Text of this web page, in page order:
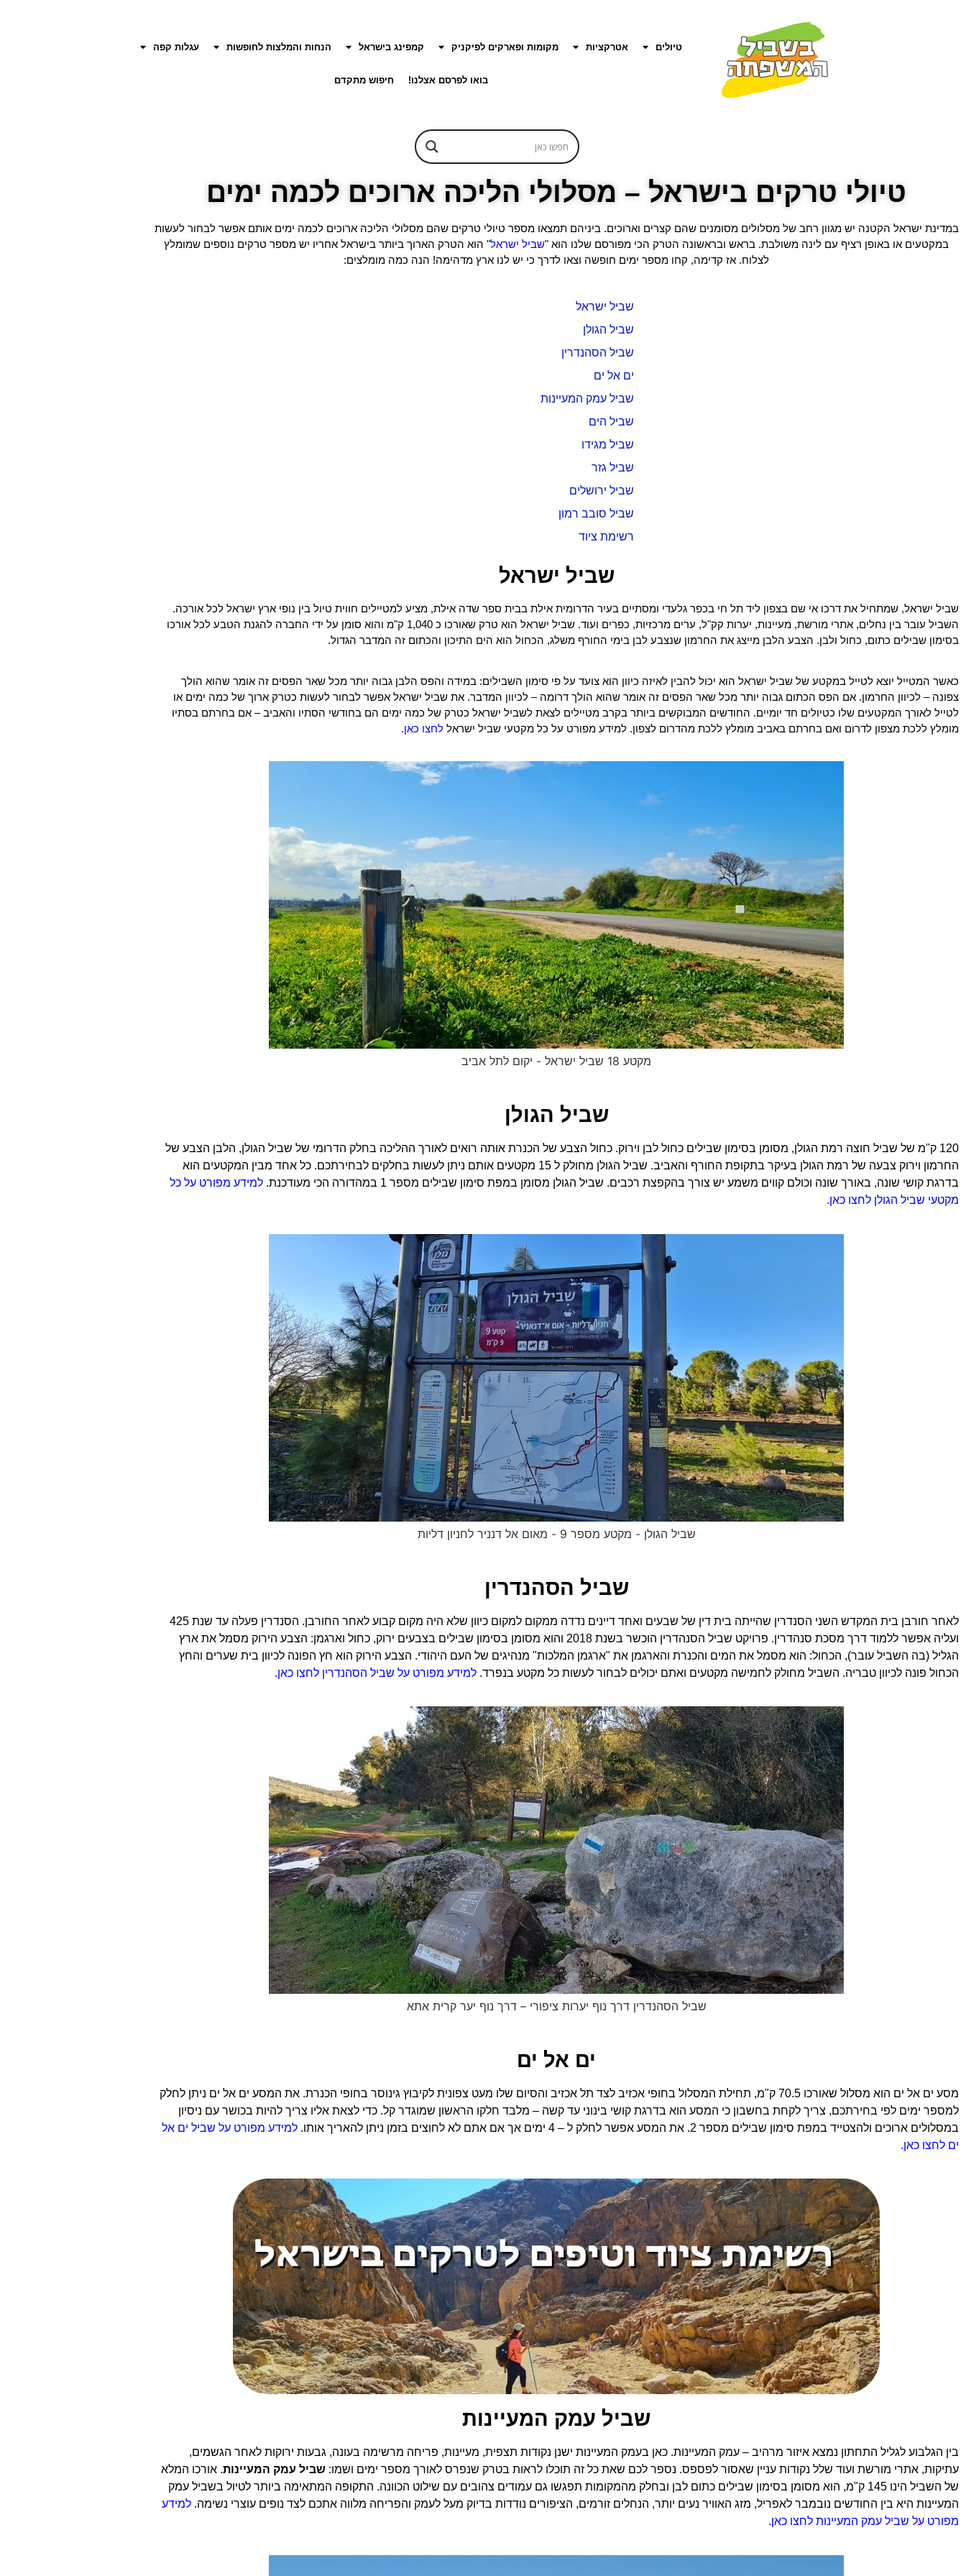
טיולים אטרקציות מקומות ופארקים לפיקניק קמפינג בישראל הנחות והמלצות לחופשות עגלות קפה
בואו לפרסם אצלנו! חיפוש מתקדם
טיולי טרקים בישראל – מסלולי הליכה ארוכים לכמה ימים
במדינת ישראל הקטנה יש מגוון רחב של מסלולים מסומנים שהם קצרים וארוכים. ביניהם תמצאו מספר טיולי טרקים שהם מסלולי הליכה ארוכים לכמה ימים אותם אפשר לבחור לעשות
במקטעים או באופן רציף עם לינה משולבת. בראש ובראשונה הטרק הכי מפורסם שלנו הוא "שביל ישראל" הוא הטרק הארוך ביותר בישראל אחריו יש מספר טרקים נוספים שמומלץ
לצלוח. אז קדימה, קחו מספר ימים חופשה וצאו לדרך כי יש לנו ארץ מדהימה! הנה כמה מומלצים:
שביל ישראל
שביל הגולן
שביל הסהנדרין
ים אל ים
שביל עמק המעיינות
שביל הים
שביל מגידו
שביל גזר
שביל ירושלים
שביל סובב רמון
רשימת ציוד
שביל ישראל
שביל ישראל, שמתחיל את דרכו אי שם בצפון ליד תל חי בכפר גלעדי ומסתיים בעיר הדרומית אילת בבית ספר שדה אילת, מציע למטיילים חווית טיול בין נופי ארץ ישראל לכל אורכה.
השביל עובר בין נחלים, אתרי מורשת, מעיינות, יערות קק"ל, ערים מרכזיות, כפרים ועוד. שביל ישראל הוא טרק שאורכו כ 1,040 ק"מ והוא סומן על ידי החברה להגנת הטבע לכל אורכו
בסימון שבילים כתום, כחול ולבן. הצבע הלבן מייצג את החרמון שנצבע לבן בימי החורף משלג, הכחול הוא הים התיכון והכתום זה המדבר הגדול.
כאשר המטייל יוצא לטייל במקטע של שביל ישראל הוא יכול להבין לאיזה כיוון הוא צועד על פי סימון השבילים: במידה והפס הלבן גבוה יותר מכל שאר הפסים זה אומר שהוא הולך
צפונה – לכיוון החרמון. אם הפס הכתום גבוה יותר מכל שאר הפסים זה אומר שהוא הולך דרומה – לכיוון המדבר. את שביל ישראל אפשר לבחור לעשות כטרק ארוך של כמה ימים או
לטייל לאורך המקטעים שלו כטיולים חד יומיים. החודשים המבוקשים ביותר בקרב מטיילים לצאת לשביל ישראל כטרק של כמה ימים הם בחודשי הסתיו והאביב – אם בחרתם בסתיו
מומלץ ללכת מצפון לדרום ואם בחרתם באביב מומלץ ללכת מהדרום לצפון. למידע מפורט על כל מקטעי שביל ישראל לחצו כאן.
מקטע 18 שביל ישראל - יקום לתל אביב
שביל הגולן
120 ק"מ של שביל חוצה רמת הגולן, מסומן בסימון שבילים כחול לבן וירוק. כחול הצבע של הכנרת אותה רואים לאורך ההליכה בחלק הדרומי של שביל הגולן, הלבן הצבע של
החרמון וירוק צבעה של רמת הגולן בעיקר בתקופת החורף והאביב. שביל הגולן מחולק ל 15 מקטעים אותם ניתן לעשות בחלקים לבחירתכם. כל אחד מבין המקטעים הוא
בדרגת קושי שונה, באורך שונה וכולם קווים משמע יש צורך בהקפצת רכבים. שביל הגולן מסומן במפת סימון שבילים מספר 1 במהדורה הכי מעודכנת.
למידע מפורט על כל
מקטעי שביל הגולן לחצו כאן.
שביל הגולן - מקטע מספר 9 - מאום אל דנניר לחניון דליות
שביל הסהנדרין
לאחר חורבן בית המקדש השני הסנדרין שהייתה בית דין של שבעים ואחד דיינים נדדה ממקום למקום כיוון שלא היה מקום קבוע לאחר החורבן. הסנדרין פעלה עד שנת 425
ועליה אפשר ללמוד דרך מסכת סנהדרין. פרויקט שביל הסנהדרין הוכשר בשנת 2018 והוא מסומן בסימון שבילים בצבעים ירוק, כחול וארגמן: הצבע הירוק מסמל את ארץ
הגליל (בה השביל עובר), הכחול: הוא מסמל את המים והכנרת והארגמן את "ארגמן המלכות" מנהיגים של העם היהודי. הצבע הירוק הוא חץ הפונה לכיוון בית שערים והחץ
הכחול פונה לכיוון טבריה. השביל מחולק לחמישה מקטעים ואתם יכולים לבחור לעשות כל מקטע בנפרד. למידע מפורט על שביל הסהנדרין לחצו כאן.
שביל הסהנדרין דרך נוף יערות ציפורי – דרך נוף יער קרית אתא
ים אל ים
מסע ים אל ים הוא מסלול שאורכו 70.5 ק"מ, תחילת המסלול בחופי אכזיב לצד תל אכזיב והסיום שלו מעט צפונית לקיבוץ גינוסר בחופי הכנרת. את המסע ים אל ים ניתן לחלק
למספר ימים לפי בחירתכם, צריך לקחת בחשבון כי המסע הוא בדרגת קושי בינוני עד קשה – מלבד חלקו הראשון שמוגדר קל. כדי לצאת אליו צריך להיות בכושר עם ניסיון
במסלולים ארוכים ולהצטייד במפת סימון שבילים מספר 2. את המסע אפשר לחלק ל – 4 ימים אך אם אתם לא לחוצים בזמן ניתן להאריך אותו.
למידע מפורט על שביל ים אל
ים לחצו כאן.
שביל עמק המעיינות
בין הגלבוע לגליל התחתון נמצא איזור מרהיב – עמק המעיינות. כאן בעמק המעיינות ישנן נקודות תצפית, מעיינות, פריחה מרשימה בעונה, גבעות ירוקות לאחר הגשמים,
עתיקות, אתרי מורשת ועוד שלל נקודות עניין שאסור לפספס. נספר לכם שאת כל זה תוכלו לראות בטרק שנפרס לאורך מספר ימים ושמו: שביל עמק המעיינות. אורכו המלא
של השביל הינו 145 ק"מ, הוא מסומן בסימון שבילים כתום לבן ובחלק מהמקומות תפגשו גם עמודים צהובים עם שילוט הכוונה. התקופה המתאימה ביותר לטיול בשביל עמק
המעיינות היא בין החודשים נובמבר לאפריל, מזג האוויר נעים יותר, הנחלים זורמים, הציפורים נודדות בדיוק מעל לעמק והפריחה מלווה אתכם לצד נופים עוצרי נשימה. למידע
מפורט על שביל עמק המעיינות לחצו כאן.